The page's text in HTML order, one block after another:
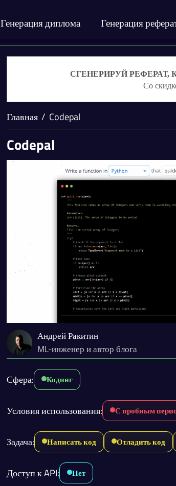
Генерация диплома Генерация
СГЕНЕРИРУЙ
Со
Главная Codepal
Codepal
Андрей Ракитин
ML-инженер и автор блога
Сфера: Кодинг
Условия использования: С пробным
Задача: Написать код Отладить код
Доступ к API: Нет